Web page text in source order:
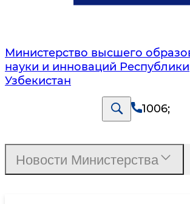
Министерство высшего
науки и инноваций Республики
Узбекистан
1006;
Новости Министерства